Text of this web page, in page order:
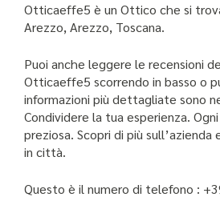
Otticaeffe5 è un Ottico che si
Arezzo, Arezzo, Toscana.
Puoi anche leggere le recensioni
Otticaeffe5 scorrendo in basso o
informazioni più dettagliate sono
Condividere la tua esperienza.
preziosa. Scopri di più
in città.
Questo è il numero di telefono :